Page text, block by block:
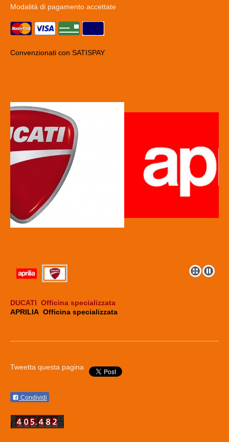
Modalità di pagamento accettate
Convenzionati con SATISPAY
DUCATI Officina specializzata
APRILIA Officina specializzata
Tweetta questa pagina
Condividi